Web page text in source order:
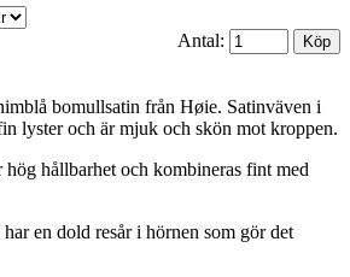
Antal:
bomullsatin från Høie. Satinväven i
lyster och är mjuk och skön mot kroppen.
hållbarhet och kombineras fint med
en dold resår i hörnen som gör det